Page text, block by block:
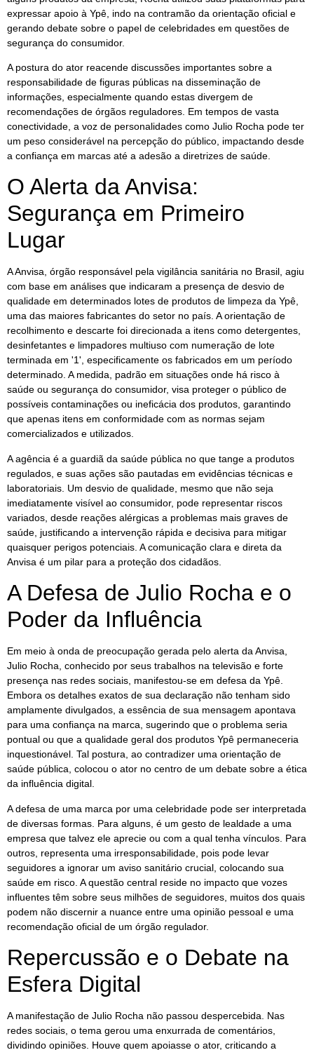
expressar apoio à Ypê, indo na contramão da orientação oficial e
gerando debate sobre o papel de celebridades em questões de
segurança do consumidor.
A postura do ator reacende discussões importantes sobre a
responsabilidade de figuras públicas na disseminação de
informações, especialmente quando estas divergem de
recomendações de órgãos reguladores. Em tempos de vasta
conectividade, a voz de personalidades como Julio Rocha pode ter
um peso considerável na percepção do público, impactando desde
a confiança em marcas até a adesão a diretrizes de saúde.
O Alerta da Anvisa:
Segurança em Primeiro
Lugar
A Anvisa, órgão responsável pela vigilância sanitária no Brasil, agiu
com base em análises que indicaram a presença de desvio de
qualidade em determinados lotes de produtos de limpeza da Ypê,
uma das maiores fabricantes do setor no país. A orientação de
recolhimento e descarte foi direcionada a itens como detergentes,
desinfetantes e limpadores multiuso com numeração de lote
terminada em '1', especificamente os fabricados em um período
determinado. A medida, padrão em situações onde há risco à
saúde ou segurança do consumidor, visa proteger o público de
possíveis contaminações ou ineficácia dos produtos, garantindo
que apenas itens em conformidade com as normas sejam
comercializados e utilizados.
A agência é a guardiã da saúde pública no que tange a produtos
regulados, e suas ações são pautadas em evidências técnicas e
laboratoriais. Um desvio de qualidade, mesmo que não seja
imediatamente visível ao consumidor, pode representar riscos
variados, desde reações alérgicas a problemas mais graves de
saúde, justificando a intervenção rápida e decisiva para mitigar
quaisquer perigos potenciais. A comunicação clara e direta da
Anvisa é um pilar para a proteção dos cidadãos.
A Defesa de Julio Rocha e o
Poder da Influência
Em meio à onda de preocupação gerada pelo alerta da Anvisa,
Julio Rocha, conhecido por seus trabalhos na televisão e forte
presença nas redes sociais, manifestou-se em defesa da Ypê.
Embora os detalhes exatos de sua declaração não tenham sido
amplamente divulgados, a essência de sua mensagem apontava
para uma confiança na marca, sugerindo que o problema seria
pontual ou que a qualidade geral dos produtos Ypê permaneceria
inquestionável. Tal postura, ao contradizer uma orientação de
saúde pública, colocou o ator no centro de um debate sobre a ética
da influência digital.
A defesa de uma marca por uma celebridade pode ser interpretada
de diversas formas. Para alguns, é um gesto de lealdade a uma
empresa que talvez ele aprecie ou com a qual tenha vínculos. Para
outros, representa uma irresponsabilidade, pois pode levar
seguidores a ignorar um aviso sanitário crucial, colocando sua
saúde em risco. A questão central reside no impacto que vozes
influentes têm sobre seus milhões de seguidores, muitos dos quais
podem não discernir a nuance entre uma opinião pessoal e uma
recomendação oficial de um órgão regulador.
Repercussão e o Debate na
Esfera Digital
A manifestação de Julio Rocha não passou despercebida. Nas
redes sociais, o tema gerou uma enxurrada de comentários,
dividindo opiniões. Houve quem apoiasse o ator, criticando a